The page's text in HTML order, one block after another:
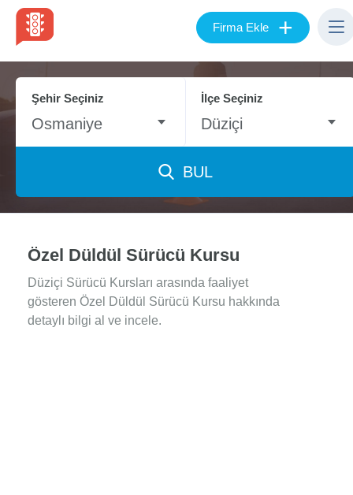
Firma Ekle +
Şehir Seçiniz
Osmaniye
İlçe Seçiniz
Düziçi
BUL
Özel Düldül Sürücü Kursu
Düziçi Sürücü Kursları arasında faaliyet
gösteren Özel Düldül Sürücü Kursu hakkında
detaylı bilgi al ve incele.